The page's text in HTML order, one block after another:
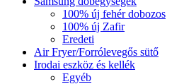
100% új fehér dobozos
100% új Zafir
Eredeti
Air Fryer/Forrólevegős sütő
Irodai eszköz és kellék
Egyéb